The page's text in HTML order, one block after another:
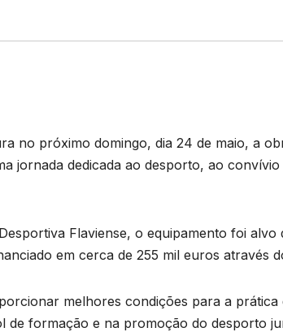
no próximo domingo, dia 24 de maio, a
jornada dedicada ao desporto, ao
Flaviense, o equipamento foi
em cerca de 255 mil euros através
melhores condições para a
de formação e na promoção do desporto